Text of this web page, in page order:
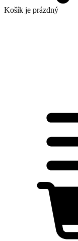
Košík je prázdný